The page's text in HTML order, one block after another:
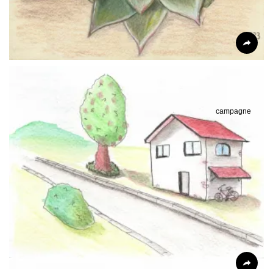
campagne